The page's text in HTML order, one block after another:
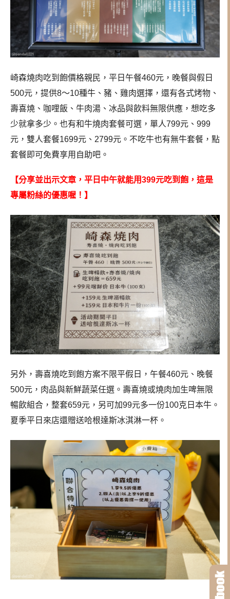
崎森燒肉吃到飽價格親民，平日午餐460元，晚餐與假日
500元，提供8～10種牛、豬、雞肉選擇，還有各式烤物、
壽喜燒、咖哩飯、牛肉湯、冰品與飲料無限供應，想吃多
少就拿多少。也有和牛燒肉套餐可選，單人799元、999
元，雙人套餐1699元、2799元。不吃牛也有無牛套餐，點
套餐即可免費享用自助吧。
【分享並出示文章，平日中午就能用399元吃到飽，這是
專屬粉絲的優惠喔！】
另外，壽喜燒吃到飽方案不限平假日，午餐460元、晚餐
500元，肉品與新鮮蔬菜任選。壽喜燒或燒肉加生啤無限
暢飲組合，整套659元，另可加99元多一份100克日本牛。
夏季平日來店還贈送哈根達斯冰淇淋一杯。